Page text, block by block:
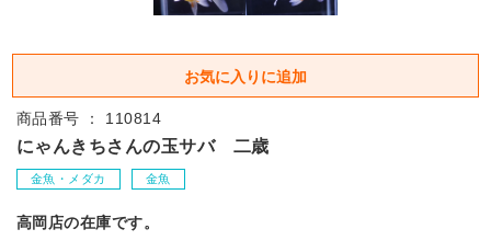
商品番号 ： 110814
にゃんきちさんの玉サバ 二歳
金魚・メダカ 金魚
高岡店の在庫です。